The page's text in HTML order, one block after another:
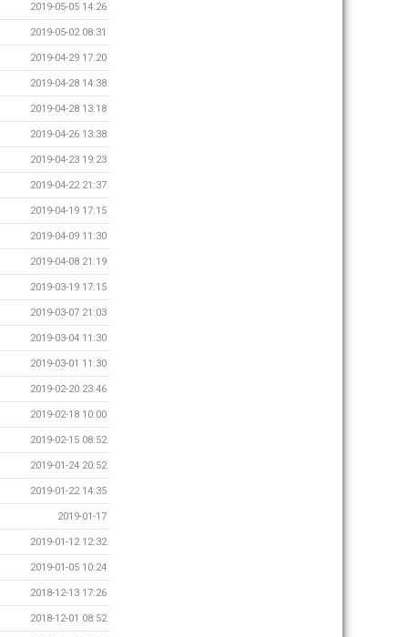
2019-05-05 14:26
2019-05-02 08:31
2019-04-29 17:20
2019-04-28 14:38
2019-04-28 13:18
2019-04-26 13:38
2019-04-23 19:23
2019-04-22 21:37
2019-04-19 17:15
2019-04-09 11:30
2019-04-08 21:19
2019-03-19 17:15
2019-03-07 21:03
2019-03-04 11:30
2019-03-01 11:30
2019-02-20 23:46
2019-02-18 10:00
2019-02-15 08:52
2019-01-24 20:52
2019-01-22 14:35
2019-01-17
2019-01-12 12:32
2019-01-05 10:24
2018-12-13 17:26
2018-12-01 08:52